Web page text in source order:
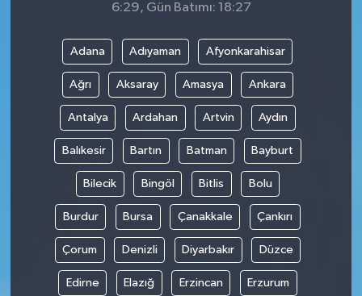
6:29, Gün Batımı: 18:27
Adana Adıyaman Afyonkarahisar
Ağrı Aksaray Amasya Ankara
Antalya Ardahan Artvin Aydın
Balıkesir Bartın Batman Bayburt
Bilecik Bingöl Bitlis Bolu
Burdur Bursa Çanakkale Çankırı
Çorum Denizli Diyarbakır Düzce
Edirne Elazığ Erzincan Erzurum